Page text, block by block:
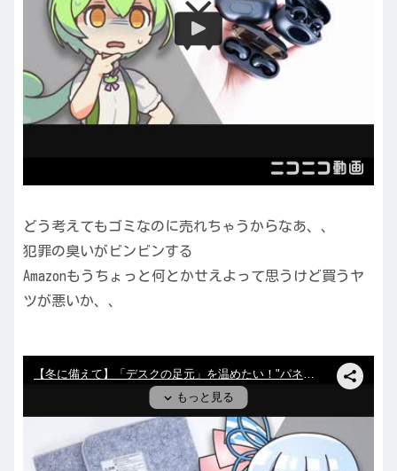
どう考えてもゴミなのに売れちゃうからなあ、、
犯罪の臭いがビンビンする
Amazonもうちょっと何とかせえよって思うけど買うヤ
ツが悪いか、、